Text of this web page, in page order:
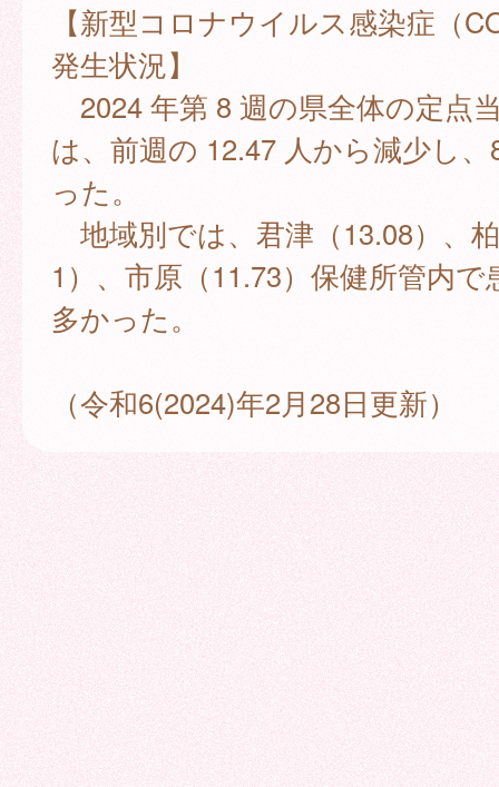
【新型コロナウイルス感染症（
発生状況】
2024 年第 8 週の県全体の定点
は、前週の 12.47 人から減少し
った。
地域別では、君津（13.08）、
1）、市原（11.73）保健所管内で
多かった。
（令和6(2024)年2月28日更新）